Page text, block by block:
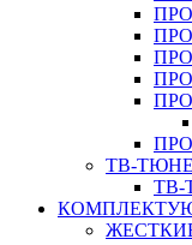
ТВ-
ТВ-